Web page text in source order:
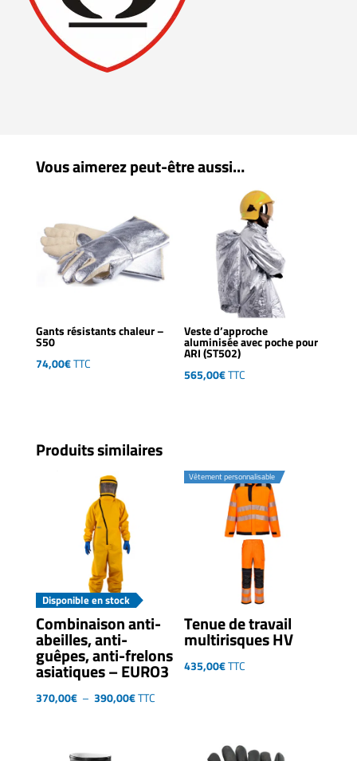
Vous aimerez peut-être aussi…
Gants résistants chaleur –
S50
74,00€TTC
Veste d’approche
aluminisée avec poche pour
ARI (ST502)
565,00€TTC
Produits similaires
Disponible en stock
Combinaison anti-
abeilles, anti-
guêpes, anti-frelons
asiatiques – EURO3
370,00€ – 390,00€Plage
TTC
Vêtement personnalisable
Tenue de travail
multirisques HV
435,00€TTC